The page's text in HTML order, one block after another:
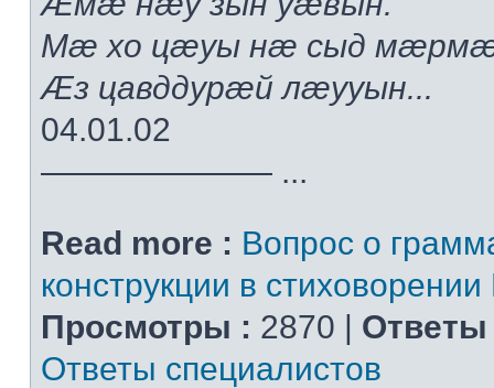
Мæ хо цæуы нæ сыд
Æз цавддурæй лæууын...
04.01.02
——————— ...
Read more : Вопрос о
конструкции в
Просмотры : 2870 | Ответы
Ответы специалистов